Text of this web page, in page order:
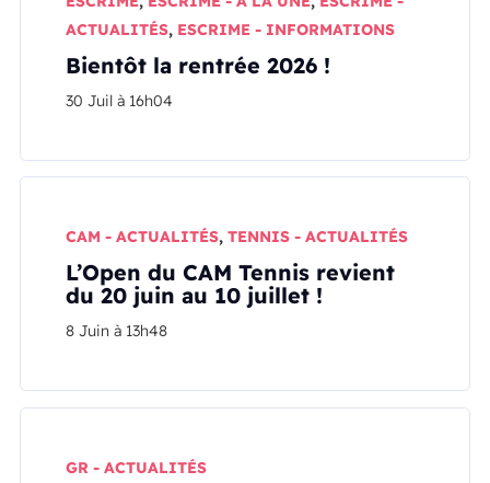
ACTUALITÉS, ESCRIME - INFORMATIONS
Bientôt la rentrée 2026 !
30 Juil à 16h04
CAM - ACTUALITÉS,TENNIS - ACTUALITÉS
L’Open du CAM Tennis revient
du 20 juin au 10 juillet !
8 Juin à 13h48
GR - ACTUALITÉS